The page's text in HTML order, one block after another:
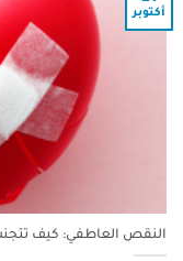
النقص العاطفي: كيف
أكتوبر